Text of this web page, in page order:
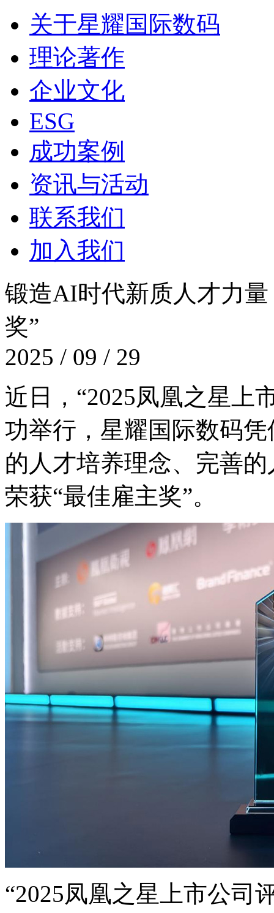
关于星耀国际数码
理论著作
企业文化
ESG
成功案例
资讯与活动
联系我们
加入我们
锻造AI时代新质人才力量
奖”
2025 / 09 / 29
近日，“2025凤凰之星
功举行，星耀国际数码
的人才培养理念、完
荣获“最佳雇主奖”。
“2025凤凰之星上市公司